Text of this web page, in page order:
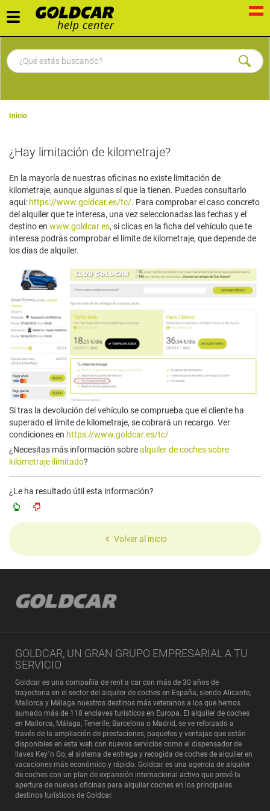
Toggle
navigation
Inicio
¿Hay limitación de kilometraje?
En la mayoría de nuestras oficinas no existe limitación de
kilometraje, aunque algunas sí que la tienen. Puedes consultarlo
aquí: https://www.goldcar.es/tc/. Para comprobar el caso concreto
del alquiler que te interesa, una vez seleccionadas las fechas y el
destino en www.goldcar.es, si clicas en la ficha del vehículo que te
interesa podrás comprobar el límite de kilometraje, que depende de
los días de alquiler.
Si tras la devolución del vehículo se comprueba que el cliente ha
superado el límite de kilometraje, se cobrará un recargo. Ver
condiciones en https://www.goldcar.es/tc/
¿Necesitas más información sobrealquiler de coches sobre
kilometraje ilimitado?
¿Le ha resultado útil esta información?
Volver al inicio
GOLDCAR, UN GRAN GRUPO EMPRESARIAL A TU
SERVICIO
Goldcar es una compañía de rent a car con más de 30 años de
trayectoria en el sector del alquiler de coches en España, siendo Alicante,
Mallorca y Málaga nuestros destinos más veteranos a los que hemos
sumado más de 118 enclaves turísticos en Europa. El alquiler de coches
en Mallorca, Málaga, Tenerife, Barcelona o Madrid, se ve reforzado a
través de la ampliación de prestaciones, paquetes y ventajas que están
disponibles en esta web con nuevos servicios como el dispensador de
llaves Key´n Go, el sistema de entrega y recogida de coches de alquiler en
vacaciones más económico y rápido. Goldcar es una agencia de alquiler
de coches con un plan de expansión internacional activo que prevé la
apertura de nuevas oficinas para alquilar coches en los principales
destinos turísticos de Goldcar.